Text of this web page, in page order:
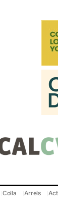
Colla Arrels